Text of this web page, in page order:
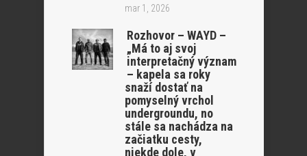
mar 1, 2026
Rozhovor – WAYD –
„Má to aj svoj
interpretačný význam
– kapela sa roky
snaží dostať na
pomyselný vrchol
undergroundu, no
stále sa nachádza na
začiatku cesty,
niekde dole, v